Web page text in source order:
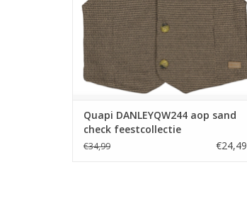
Quapi DANLEYQW244 aop sand
check feestcollectie
€34,99 €24,49